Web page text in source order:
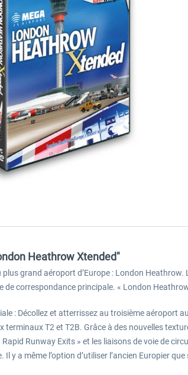
Heathrow Xtended"
grand aéroport d’Europe : London
correspondance principale. « London
: Décollez et atterrissez au troisième
T2 et T2B. Grâce à des nouvelles
Runway Exits » et les liaisons de voie de
y a même l’option d’utiliser l’ancien Europier